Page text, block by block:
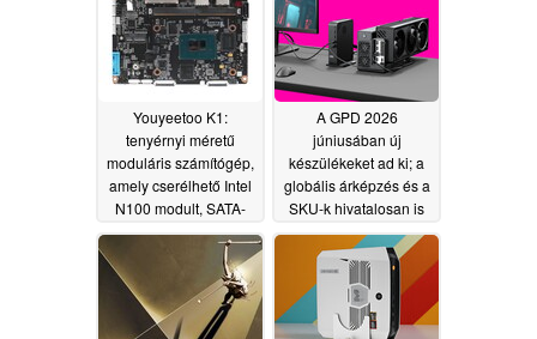
folyadékhűtéssel és
118 TOPS
mesterséges
intelligencia
teljesítménnyel jelenik
meg a piacon06/14/2026
Youyeetoo K1:
tenyérnyi méretű
moduláris számítógép,
amely cserélhető Intel
N100 modult, SATA-
csatlakozót, eDP-
kimenetet és 27 GPIO-
csatlakozót tartalmaz,
210 dollártól06/12/2026
A GPD 2026
júniusában új
készülékeket ad ki; a
globális árképzés és a
SKU-k hivatalosan is
megerősítve06/09/2026